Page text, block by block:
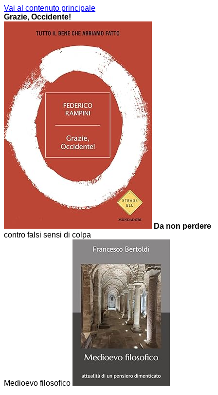
Vai al contenuto principale
Grazie, Occidente!
Da non perdere
contro falsi sensi di colpa
Medioevo filosofico